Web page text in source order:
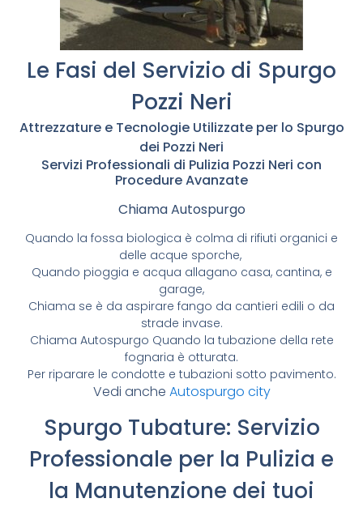
Le Fasi del Servizio di Spurgo
Pozzi Neri
Attrezzature e Tecnologie Utilizzate per lo Spurgo
dei Pozzi Neri
Servizi Professionali di Pulizia Pozzi Neri con
Procedure Avanzate
Chiama Autospurgo
Quando la fossa biologica è colma di rifiuti organici e
delle acque sporche,
Quando pioggia e acqua allagano casa, cantina, e
garage,
Chiama se è da aspirare fango da cantieri edili o da
strade invase.
Chiama Autospurgo Quando la tubazione della rete
fognaria è otturata.
Per riparare le condotte e tubazioni sotto pavimento.
Vedi anche Autospurgo city
Spurgo Tubature: Servizio
Professionale per la Pulizia e
la Manutenzione dei tuoi